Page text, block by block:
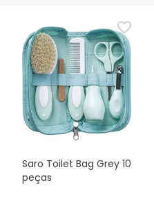
Saro Toilet Bag Grey 10
peças